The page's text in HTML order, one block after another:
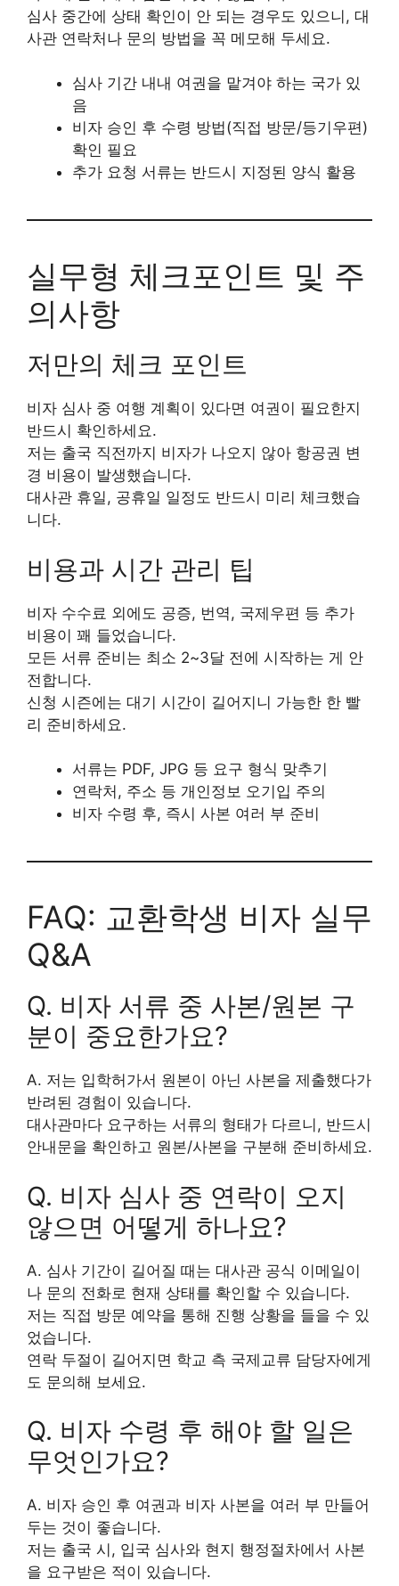
심사 중간에 상태 확인이 안 되는 경우도 있으니, 대
사관 연락처나 문의 방법을 꼭 메모해 두세요.
심사 기간 내내 여권을 맡겨야 하는 국가 있
음
비자 승인 후 수령 방법(직접 방문/등기우편)
확인 필요
추가 요청 서류는 반드시 지정된 양식 활용
실무형 체크포인트 및 주
의사항
저만의 체크 포인트
비자 심사 중 여행 계획이 있다면 여권이 필요한지
반드시 확인하세요.
저는 출국 직전까지 비자가 나오지 않아 항공권 변
경 비용이 발생했습니다.
대사관 휴일, 공휴일 일정도 반드시 미리 체크했습
니다.
비용과 시간 관리 팁
비자 수수료 외에도 공증, 번역, 국제우편 등 추가
비용이 꽤 들었습니다.
모든 서류 준비는 최소 2~3달 전에 시작하는 게 안
전합니다.
신청 시즌에는 대기 시간이 길어지니 가능한 한 빨
리 준비하세요.
서류는 PDF, JPG 등 요구 형식 맞추기
연락처, 주소 등 개인정보 오기입 주의
비자 수령 후, 즉시 사본 여러 부 준비
FAQ: 교환학생 비자 실무
Q&A
Q. 비자 서류 중 사본/원본 구
분이 중요한가요?
A. 저는 입학허가서 원본이 아닌 사본을 제출했다가
반려된 경험이 있습니다.
대사관마다 요구하는 서류의 형태가 다르니, 반드시
안내문을 확인하고 원본/사본을 구분해 준비하세요.
Q. 비자 심사 중 연락이 오지
않으면 어떻게 하나요?
A. 심사 기간이 길어질 때는 대사관 공식 이메일이
나 문의 전화로 현재 상태를 확인할 수 있습니다.
저는 직접 방문 예약을 통해 진행 상황을 들을 수 있
었습니다.
연락 두절이 길어지면 학교 측 국제교류 담당자에게
도 문의해 보세요.
Q. 비자 수령 후 해야 할 일은
무엇인가요?
A. 비자 승인 후 여권과 비자 사본을 여러 부 만들어
두는 것이 좋습니다.
저는 출국 시, 입국 심사와 현지 행정절차에서 사본
을 요구받은 적이 있습니다.